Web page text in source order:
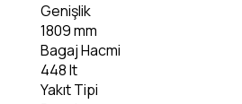
Genişlik
1809 mm
Bagaj Hacmi
448 lt
Yakıt Tipi